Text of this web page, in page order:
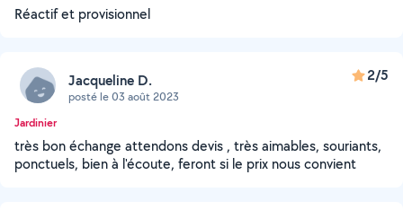
Réactif et provisionnel
Jacqueline D.
posté le 03 août 2023
2/5
Jardinier
très bon échange attendons devis , très aimables, souriants,
ponctuels, bien à l'écoute, feront si le prix nous convient